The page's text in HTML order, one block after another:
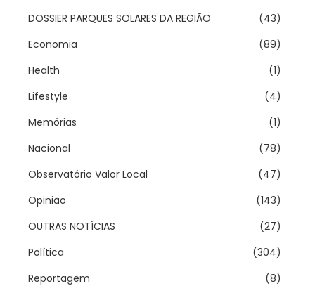
DOSSIER PARQUES SOLARES DA REGIÃO
(43)
Economia
(89)
Health
(1)
Lifestyle
(4)
Memórias
(1)
Nacional
(78)
Observatório Valor Local
(47)
Opinião
(143)
OUTRAS NOTÍCIAS
(27)
Política
(304)
Reportagem
(8)